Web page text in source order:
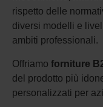
rispetto delle
diversi modelli e
ambiti professionali.
Offriamo forniture
del prodotto più
personalizzati per